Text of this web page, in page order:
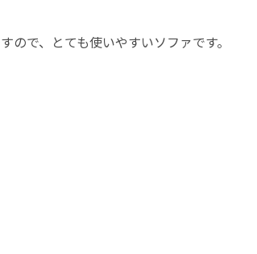
で、とても使いやすいソファです。